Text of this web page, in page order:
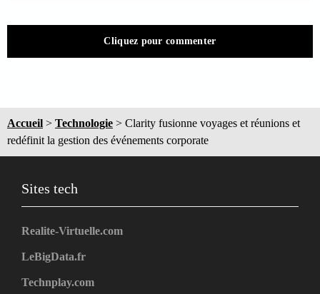
Cliquez pour commenter
Accueil > Technologie > Clarity fusionne voyages et réunions et
redéfinit la gestion des événements corporate
Sites tech
Realite-Virtuelle.com
LeBigData.fr
Technplay.com